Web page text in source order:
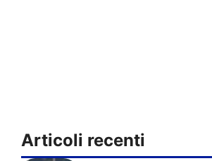
Articoli recenti